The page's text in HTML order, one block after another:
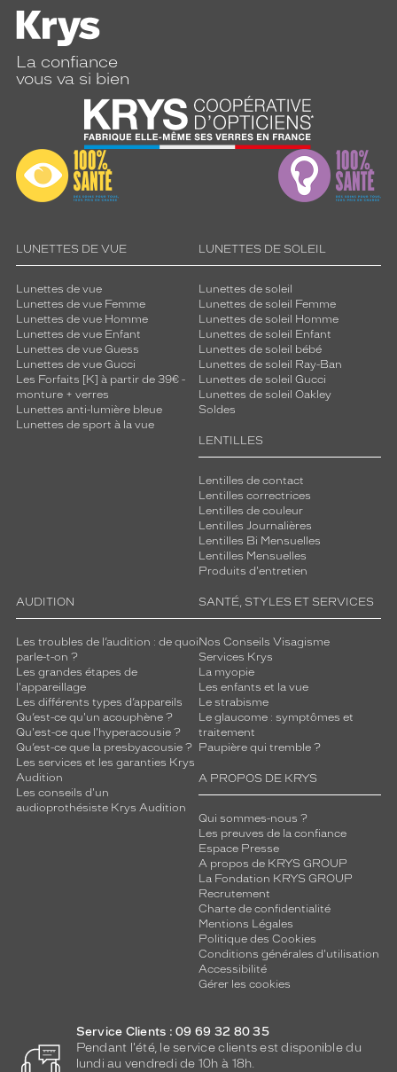
La confiance
vous va si bien
LUNETTES DE VUE
Lunettes de vue
Lunettes de vue Femme
Lunettes de vue Homme
Lunettes de vue Enfant
Lunettes de vue Guess
Lunettes de vue Gucci
Les Forfaits [K] à partir de 39€ -
monture + verres
Lunettes anti-lumière bleue
Lunettes de sport à la vue
LUNETTES DE SOLEIL
Lunettes de soleil
Lunettes de soleil Femme
Lunettes de soleil Homme
Lunettes de soleil Enfant
Lunettes de soleil bébé
Lunettes de soleil Ray-Ban
Lunettes de soleil Gucci
Lunettes de soleil Oakley
Soldes
LENTILLES
Lentilles de contact
Lentilles correctrices
Lentilles de couleur
Lentilles Journalières
Lentilles Bi Mensuelles
Lentilles Mensuelles
Produits d'entretien
AUDITION
Les troubles de l’audition : de quoi
parle-t-on ?
Les grandes étapes de
l'appareillage
Les différents types d’appareils
Qu’est-ce qu'un acouphène ?
Qu'est-ce que l'hyperacousie ?
Qu’est-ce que la presbyacousie ?
Les services et les garanties Krys
Audition
Les conseils d'un
audioprothésiste Krys Audition
SANTÉ, STYLES ET SERVICES
Nos Conseils Visagisme
Services Krys
La myopie
Les enfants et la vue
Le strabisme
Le glaucome : symptômes et
traitement
Paupière qui tremble ?
A PROPOS DE KRYS
Qui sommes-nous ?
Les preuves de la confiance
Espace Presse
A propos de KRYS GROUP
La Fondation KRYS GROUP
Recrutement
Charte de confidentialité
Mentions Légales
Politique des Cookies
Conditions générales d'utilisation
Accessibilité
Gérer les cookies
Service Clients : 09 69 32 80 35
Pendant l'été, le service clients est disponible du
lundi au vendredi de 10h à 18h.